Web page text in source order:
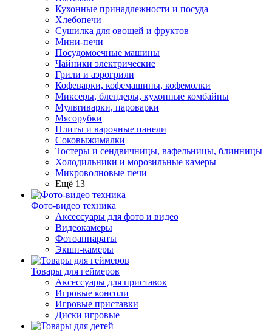
Кухонные принадлежности и посуда
Хлебопечи
Сушилка для овощей и фруктов
Мини-печи
Посудомоечные машины
Чайники электрические
Грили и аэрогрили
Кофеварки, кофемашины, кофемолки
Миксеры, блендеры, кухонные комбайны
Мультиварки, пароварки
Мясорубки
Плиты и варочные панели
Соковыжималки
Тостеры и сендвичницы, вафельницы, блинницы
Холодильники и морозильные камеры
Микроволновые печи
Ещё 13
Фото-видео техника
Аксессуары для фото и видео
Видеокамеры
Фотоаппараты
Экшн-камеры
Товары для геймеров
Аксессуары для приставок
Игровые консоли
Игровые приставки
Диски игровые